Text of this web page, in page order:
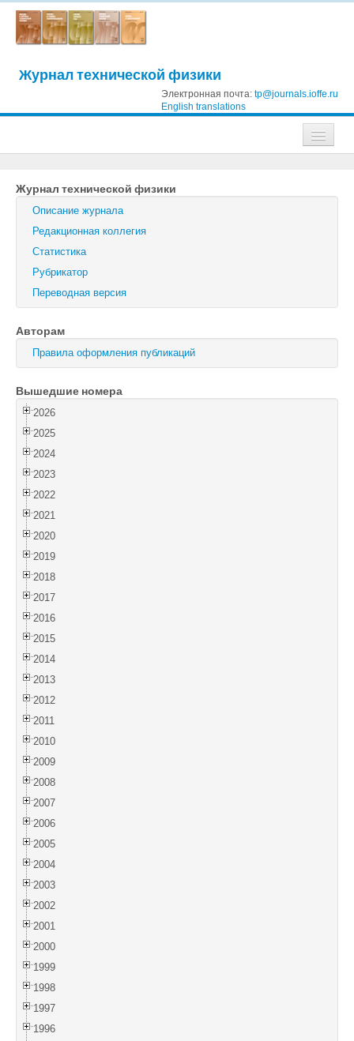
Журнал технической физики
Электронная почта: tp@journals.ioffe.ru
English translations
Журнал технической физики
Письма в Журнал технической физики
Физика твердого тела
Поиск
Журнал технической физики
Описание журнала
Редакционная коллегия
Статистика
Рубрикатор
Переводная версия
Авторам
Правила оформления публикаций
Вышедшие номера
2026
2025
2024
2023
2022
2021
2020
2019
2018
2017
2016
2015
2014
2013
2012
2011
2010
2009
2008
2007
2006
2005
2004
2003
2002
2001
2000
1999
1998
1997
1996